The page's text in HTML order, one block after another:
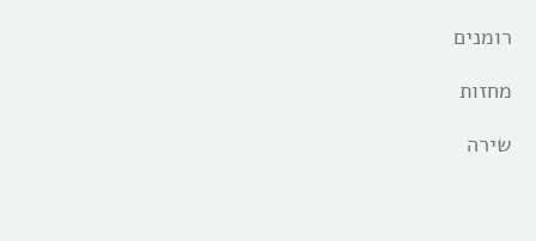
רומנים
מחזות
שירה